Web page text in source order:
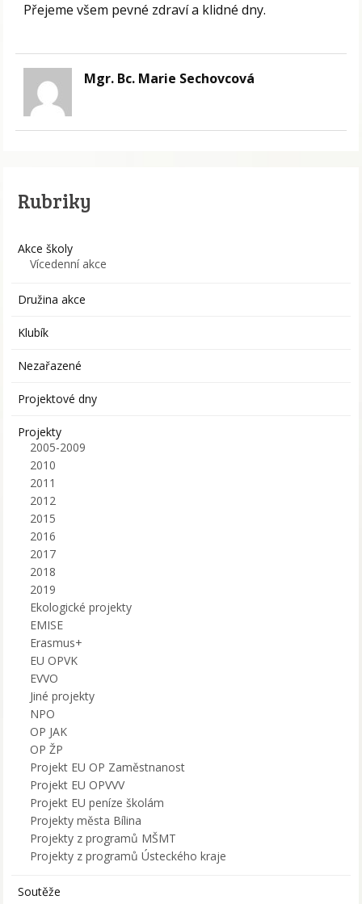
Přejeme všem pevné zdraví a klidné dny.
Mgr. Bc. Marie Sechovcová
Rubriky
Akce školy
Vícedenní akce
Družina akce
Klubík
Nezařazené
Projektové dny
Projekty
2005-2009
2010
2011
2012
2015
2016
2017
2018
2019
Ekologické projekty
EMISE
Erasmus+
EU OPVK
EVVO
Jiné projekty
NPO
OP JAK
OP ŽP
Projekt EU OP Zaměstnanost
Projekt EU OPVVV
Projekt EU peníze školám
Projekty města Bílina
Projekty z programů MŠMT
Projekty z programů Ústeckého kraje
Soutěže